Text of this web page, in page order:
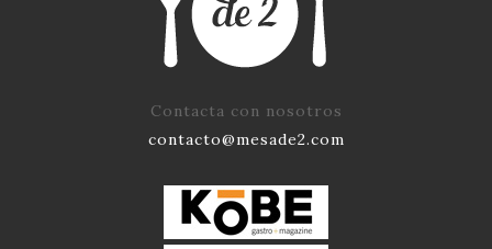
Contacta con nosotros
contacto@mesade2.com